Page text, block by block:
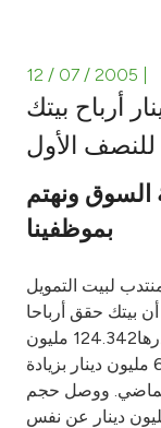
Tools &
After
Contact us
12 / 07 / 2005
مليون دينار أرباح بيتك
للنصف الأول
السوق ونهتم
بموظفينا
لبيت التمويل
بيتك حقق أرباحا
إجمالية للنصف الأول من العام الجاري قدرها124.342 مليون
دينار، بلغت حصة المساهمين فيها 61.697 مليون دينار بزيادة
الماضي. ووصل حجم
إلى 3.915مليار دينار بزيادة 564 مليون دينار عن نفس